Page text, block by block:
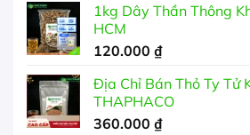
1kg Dây Thần Thông
HCM
120.000 ₫
Địa Chỉ Bán Thỏ Ty Tử
THAPHACO
360.000 ₫